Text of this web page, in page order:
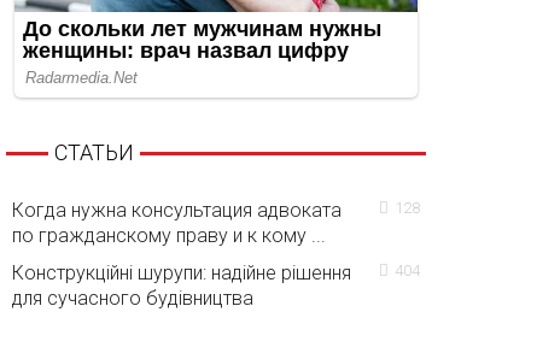
СТАТЬИ
Когда нужна консультация адвоката
по гражданскому праву и к кому ...
128
Конструкційні шурупи: надійне рішення
для сучасного будівництва
404